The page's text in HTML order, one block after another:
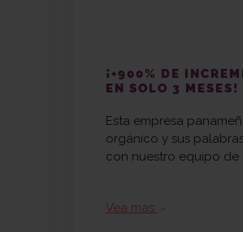
¡+900% DE
EN SOLO 3 MESES!
Esta empresa
orgánico y sus
con nuestro equipo de
Vea mas arrow_forward